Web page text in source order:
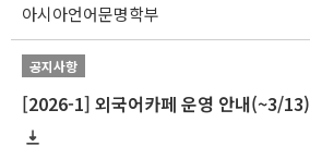
아시아언어문명학부
공지사항
[2026-1] 외국어카페 운영 안내(~3/13)